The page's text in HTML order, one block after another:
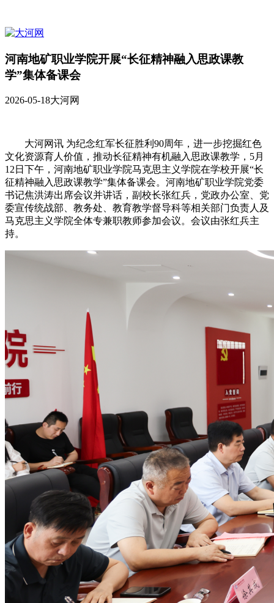
河南地矿职业学院开展“长征精神融入思政课教
学”集体备课会
2026-05-18大河网
大河网讯 为纪念红军长征胜利90周年，进一步挖掘红色
文化资源育人价值，推动长征精神有机融入思政课教学，5月
12日下午，河南地矿职业学院马克思主义学院在学校开展“长
征精神融入思政课教学”集体备课会。河南地矿职业学院党委
书记焦洪涛出席会议并讲话，副校长张红兵，党政办公室、党
委宣传统战部、教务处、教育教学督导科等相关部门负责人及
马克思主义学院全体专兼职教师参加会议。会议由张红兵主
持。